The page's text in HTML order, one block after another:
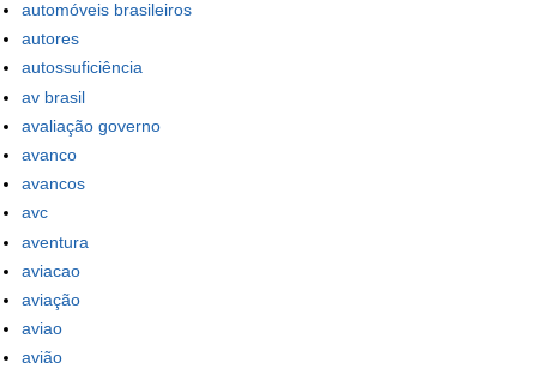
automóveis brasileiros
autores
autossuficiência
av brasil
avaliação governo
avanco
avancos
avc
aventura
aviacao
aviação
aviao
avião